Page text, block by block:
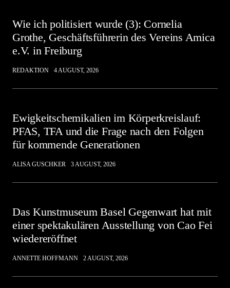
Wie ich politisiert wurde (3): Cornelia
Grothe, Geschäftsführerin des Vereins Amica
e.V. in Freiburg
REDAKTION 4 AUGUST, 2026
Ewigkeitschemikalien im Körperkreislauf:
PFAS, TFA und die Frage nach den Folgen
für kommende Generationen
ALISA GUSCHKER 3 AUGUST, 2026
Das Kunstmuseum Basel Gegenwart hat mit
einer spektakulären Ausstellung von Cao Fei
wiedereröffnet
ANNETTE HOFFMANN 2 AUGUST, 2026